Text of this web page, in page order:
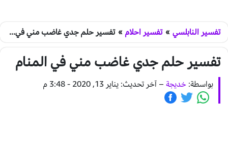
تفسير النابلسي » تفسير احلام » تفسير حلم جدي غاضب مني في المنام
تفسير حلم جدي غاضب مني في المنام
بواسطة: خديجة – آخر تحديث: يناير 13, 2020 - 3:48 م